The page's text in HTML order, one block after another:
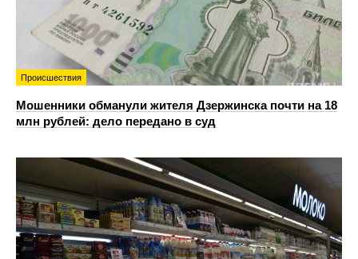
Происшествия
Мошенники обманули жителя Дзержинска почти на 18
млн рублей: дело передано в суд